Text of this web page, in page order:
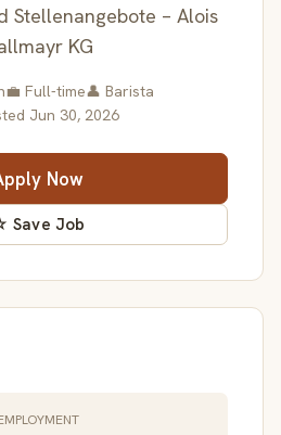
Stellenangebote – Alois
KG
💼 Full-time👤 Barista
Jun 30, 2026
Now
Save Job